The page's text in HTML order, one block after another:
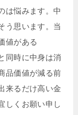
は悩みます。中
う思います。当
値がある
同時に中身は消
品価値が減る前
来るだけ高い金
しくお願い申し